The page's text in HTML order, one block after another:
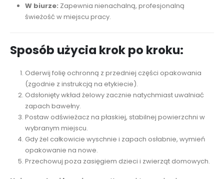
W biurze: Zapewnia nienachalną, profesjonalną
świeżość w miejscu pracy.
Sposób użycia krok po kroku:
Oderwij folię ochronną z przedniej części opakowania
(zgodnie z instrukcją na etykiecie).
Odsłonięty wkład żelowy zacznie natychmiast uwalniać
zapach bawełny.
Postaw odświeżacz na płaskiej, stabilnej powierzchni w
wybranym miejscu.
Gdy żel całkowicie wyschnie i zapach osłabnie, wymień
opakowanie na nowe.
Przechowuj poza zasięgiem dzieci i zwierząt domowych.